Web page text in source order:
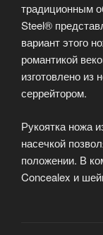
традиционным
Steel®
вариант этого
романтикой
изготовлено
серрейтором.
Рукоятка ножа
насечкой
положении. В
Concealex и